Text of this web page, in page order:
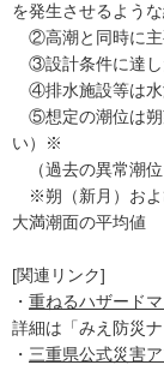
を発生させるよう
②高潮と同時に主
③設計条件に達し
④排水施設等は水
⑤想定の潮位は朔
い）※
（過去の異常潮位
※朔（新月）およ
大満潮面の平均値
[関連リンク]
・ 重ねるハザード
詳細は「みえ防災
・ 三重県公式災害